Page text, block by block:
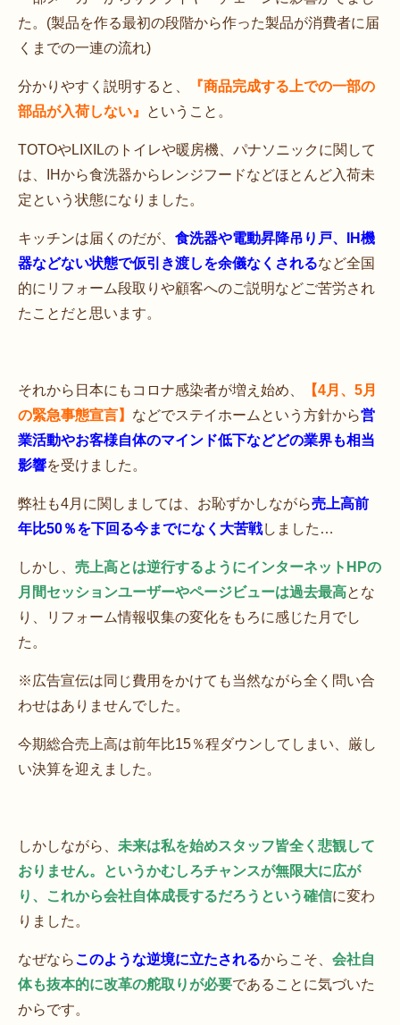
た。(製品を作る最初の段階から作った製品が消費者に届
くまでの一連の流れ)
分かりやすく説明すると、
『商品完成する上での一部の
部品が入荷しない』
ということ。
TOTOやLIXILのトイレや暖房機、パナソニックに関して
は、IHから食洗器からレンジフードなどほとんど入荷未
定という状態になりました。
キッチンは届くのだが、 食洗器や電動昇降吊り戸、IH機
器などない状態で仮引き渡しを余儀なくされるなど全国
的にリフォーム段取りや顧客へのご説明などご苦労され
たことだと思います。
それから日本にもコロナ感染者が増え始め、
【4月、5月
の緊急事態宣言】 などでステイホームという方針から営
業活動やお客様自体のマインド低下などどの業界も相当
影響を受けました。
弊社も4月に関しましては、お恥ずかしながら売上高前
年比50％を下回る今までになく大苦戦しました…
しかし、 売上高とは逆行するようにインターネットHPの
月間セッションユーザーやページビューは過去最高とな
り、リフォーム情報収集の変化をもろに感じた月でし
た。
※広告宣伝は同じ費用をかけても当然ながら全く問い合
わせはありませんでした。
今期総合売上高は前年比15％程ダウンしてしまい、厳し
い決算を迎えました。
しかしながら、 未来は私を始めスタッフ皆全く悲観して
おりません。というかむしろチャンスが無限大に広が
り、これから会社自体成長するだろうという確信に変わ
りました。
なぜならこのような逆境に立たされるからこそ、 会社自
体も抜本的に改革の舵取りが必要であることに気づいた
からです。